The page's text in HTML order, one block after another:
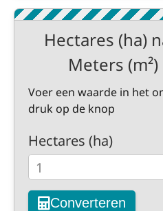
Hectares (ha)
Meters
Voer een waarde in het
druk op de knop
Hectares (ha)
Converteren